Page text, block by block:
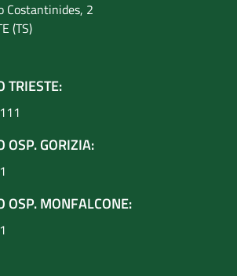
Costantinides, 2
(TS)
TRIESTE:
OSP. GORIZIA:
OSP. MONFALCONE: